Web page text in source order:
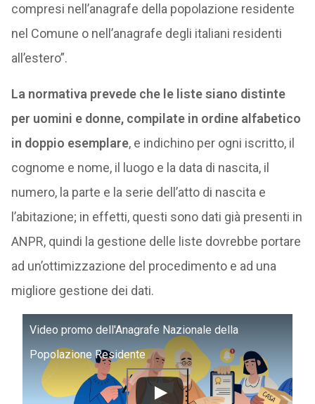
compresi nell’anagrafe della popolazione residente
nel Comune o nell’anagrafe degli italiani residenti
all’estero”.
La normativa prevede che le liste siano distinte
per uomini e donne, compilate in ordine alfabetico
in doppio esemplare, e indichino per ogni iscritto, il
cognome e nome, il luogo e la data di nascita, il
numero, la parte e la serie dell’atto di nascita e
l’abitazione; in effetti, questi sono dati già presenti in
ANPR, quindi la gestione delle liste dovrebbe portare
ad un’ottimizzazione del procedimento e ad una
migliore gestione dei dati.
Video promo dell'Anagrafe Nazionale della
Popolazione Residente